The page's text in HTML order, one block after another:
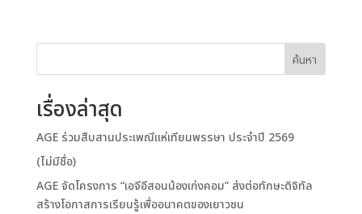
ค้นหา
เรื่องล่าสุด
AGE ร่วมสืบสานประเพณีแห่เทียนพรรษา ประจำปี 2569
(ไม่มีชื่อ)
AGE จัดโครงการ “เอจีอีสอนน้องเก่งคอม” ส่งต่อทักษะดิจิทัล
สร้างโอกาสการเรียนรู้เพื่ออนาคตของเยาวชน